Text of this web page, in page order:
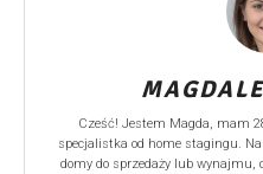
Cześć! Jestem Magda, mam
specjalistka od home stagingu.
domy do sprzedaży lub wynajmu,